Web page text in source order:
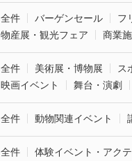
全件 バーゲンセール フ
物産展・観光フェア
商業
全件 美術展・博物展 ス
映画イベント
舞台・演劇
全件 動物関連イベント
全件 体験イベント・アク